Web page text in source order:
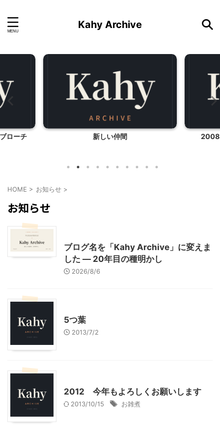
Kahy Archive
ローチ 新しい仲間 2008
HOME > お知らせ >
お知らせ
ブログ名を「Kahy Archive」に変えま
した ― 20年目の種明かし
2026/8/6
5つ葉
2013/7/2
2012 今年もよろしくお願いします
2013/10/15 お雑煮